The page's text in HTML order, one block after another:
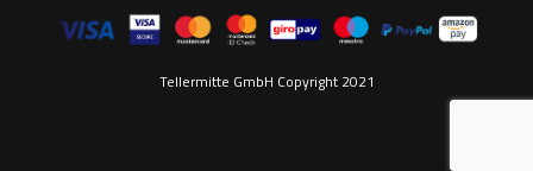
Tellermitte GmbH Copyright 2021